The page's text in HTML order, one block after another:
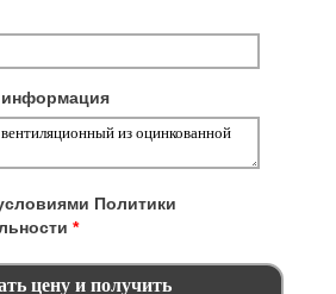
информация
Политики
*